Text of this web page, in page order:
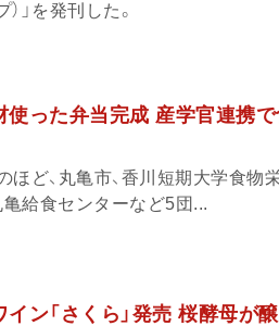
」を発刊した。
使った弁当完成 産学官連携
ほど、丸亀市、香川短期大学食物
給食センターなど5団...
ン「さくら」発売 桜酵母が